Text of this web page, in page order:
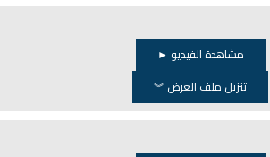
مشاهدة الفيديو ►
تنزيل ملف العرض ︾